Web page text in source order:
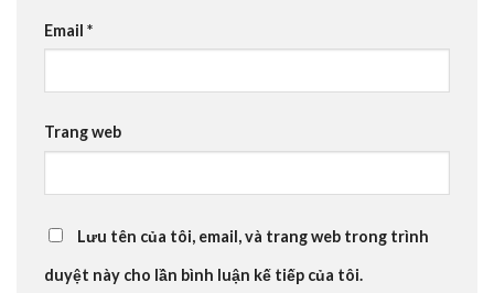
Email *
Trang web
Lưu tên của tôi, email, và trang web trong trình
duyệt này cho lần bình luận kế tiếp của tôi.